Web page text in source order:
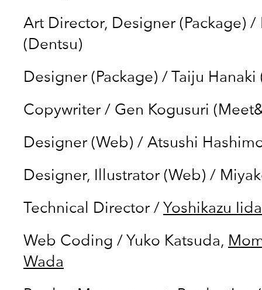
Art Director, Designer (Package) /
(Dentsu)
Designer (Package) / Taiju
Copywriter / Gen Kogusuri
Designer (Web) / Atsushi
Designer, Illustrator (Web) /
Technical Director / Yoshikazu Iida
Web Coding / Yuko Katsuda,
Wada